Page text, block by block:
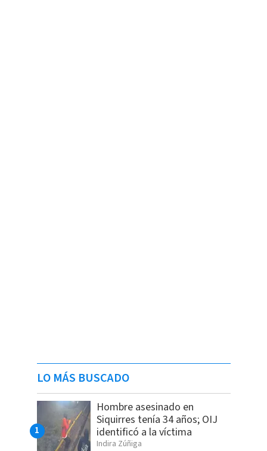
LO MÁS BUSCADO
Hombre asesinado en
Siquirres tenía 34 años; OIJ
identificó a la víctima
Indira Zúñiga